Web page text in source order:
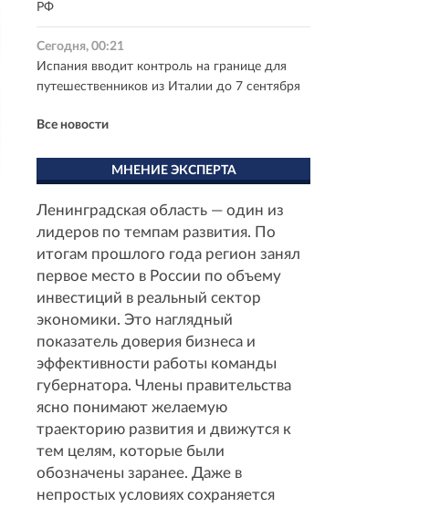
РФ
Сегодня, 00:21
Испания вводит контроль на границе для
путешественников из Италии до 7 сентября
Все новости
МНЕНИЕ ЭКСПЕРТА
Ленинградская область — один из
лидеров по темпам развития. По
итогам прошлого года регион занял
первое место в России по объему
инвестиций в реальный сектор
экономики. Это наглядный
показатель доверия бизнеса и
эффективности работы команды
губернатора. Члены правительства
ясно понимают желаемую
траекторию развития и движутся к
тем целям, которые были
обозначены заранее. Даже в
непростых условиях сохраняется